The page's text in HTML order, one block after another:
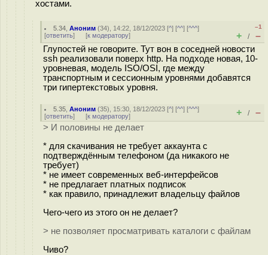
хостами.
5.34 ,Аноним (34), 14:22, 18/12/2023 [^] [^^] [^^^]
[ответить] [к модератору]
–1
+ / –
Глупостей не говорите. Тут вон в соседней новости
ssh реализовали поверх http. На подходе новая, 10-
уровневая, модель ISO/OSI, где между
транспортным и сессионным уровнями добавятся
три гипертекстовых уровня.
5.35 ,Аноним (35), 15:30, 18/12/2023 [^] [^^] [^^^]
[ответить] [к модератору] + / –
> И половины не делает
* для скачивания не требует аккаунта с
подтверждённым телефоном (да никакого не
требует)
* не имеет современных веб-интерфейсов
* не предлагает платных подписок
* как правило, принадлежит владельцу файлов
Чего-чего из этого он не делает?
> не позволяет просматривать каталоги с файлам
Чиво?